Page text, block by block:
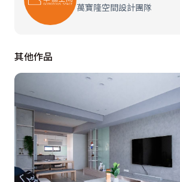
萬寶隆空間設計團隊
其他作品